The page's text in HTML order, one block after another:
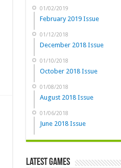
01/02/2019
February 2019 Issue
01/12/2018
December 2018 Issue
01/10/2018
October 2018 Issue
01/08/2018
August 2018 Issue
01/06/2018
June 2018 Issue
Latest Games